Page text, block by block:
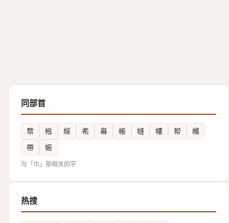
同部首
㡔 㡉 幏 㠻 㡍 帳 㡝 㡞 帤
㡦
帶
帪
与「巾」部相关的字
热搜